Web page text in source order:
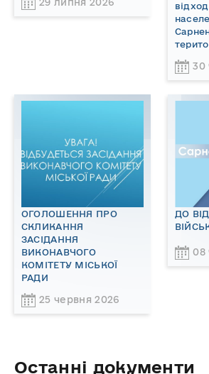
30
ОГОЛОШЕННЯ ПРО
СКЛИКАННЯ
ЗАСІДАННЯ
ВИКОНАВЧОГО
КОМІТЕТУ МІСЬКОЇ
РАДИ
25 червня 2026
ДО
08
Останні документи